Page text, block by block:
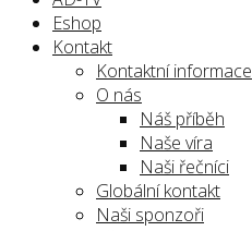
Eshop
Kontakt
Kontaktní informace
O nás
Náš příběh
Naše víra
Naši řečníci
Globální kontakt
Naši sponzoři